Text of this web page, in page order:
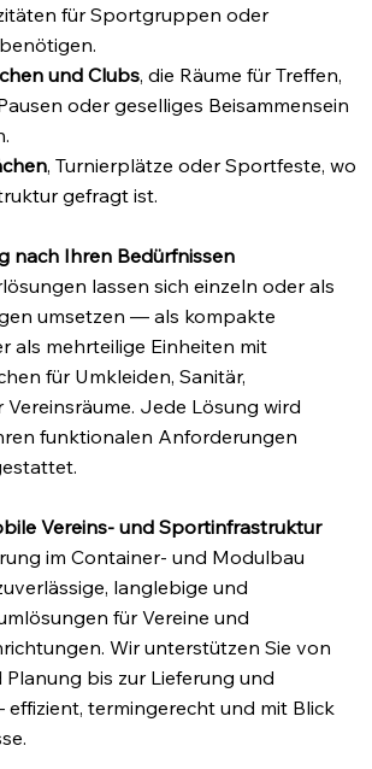
für Sportgruppen oder
und Clubs, die Räume für Treffen,
oder geselliges Beisammensein
, Turnierplätze oder Sportfeste, wo
gefragt ist.
nach Ihren Bedürfnissen
lassen sich einzeln oder als
umsetzen — als kompakte
als mehrteilige Einheiten mit
für Umkleiden, Sanitär,
Jede Lösung wird
funktionalen Anforderungen
Vereins‑ und Sportinfrastruktur
im Container‑ und Modulbau
langlebige und
für Vereine und
Wir unterstützen Sie von
bis zur Lieferung und
effizient, termingerecht und mit Blick